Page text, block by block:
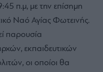
π.μ, με την επίσημη
Ναό Αγίας Φωτεινής.
παρουσία
εκπαιδευτικών
οι οποίοι θα